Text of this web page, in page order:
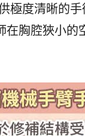
極度清晰的
胸腔狹小的